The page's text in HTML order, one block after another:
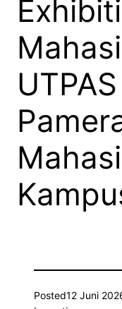
Posted12 Juni